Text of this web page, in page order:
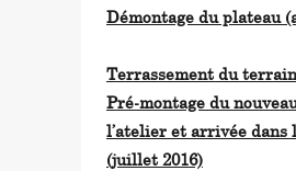
Démontage du plateau
Terrassement du
Pré-montage du
l’atelier et arrivée dans
(juillet 2016)